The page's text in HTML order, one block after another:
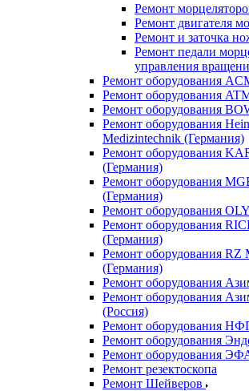
Ремонт
Ремонт двигателя
Ремонт и заточка
Ремонт педали
управления
Ремонт оборудования
Ремонт оборудования
Ремонт оборудования
Ремонт оборудования
Medizintechnik (Германия)
Ремонт оборудования
(Германия)
Ремонт оборудования
(Германия)
Ремонт оборудования
Ремонт оборудования
(Германия)
Ремонт оборудования RZ
(Германия)
Ремонт оборудования
Ремонт оборудования
(Россия)
Ремонт оборудования
Ремонт оборудования
Ремонт оборудования
Ремонт резектоскопа
Ремонт Шейверов